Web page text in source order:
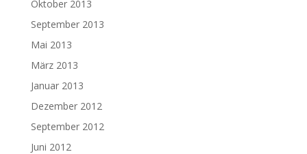
Oktober 2013
September 2013
Mai 2013
März 2013
Januar 2013
Dezember 2012
September 2012
Juni 2012